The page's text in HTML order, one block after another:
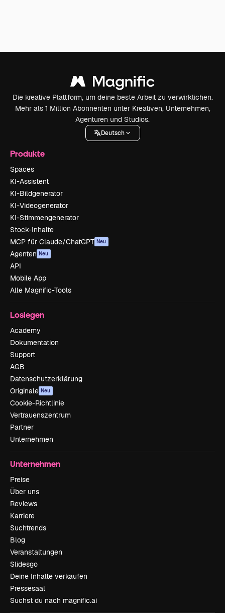
Die kreative Plattform, um deine beste Arbeit zu verwirklichen.
Mehr als 1 Million Abonnenten unter Kreativen, Unternehmen,
Agenturen und Studios.
Deutsch
Produkte
Spaces
KI-Assistent
KI-Bildgenerator
KI-Videogenerator
KI-Stimmengenerator
Stock-Inhalte
MCP für Claude/ChatGPT Neu
Agenten Neu
API
Mobile App
Alle Magnific-Tools
Loslegen
Academy
Dokumentation
Support
AGB
Datenschutzerklärung
Originale Neu
Cookie-Richtlinie
Vertrauenszentrum
Partner
Unternehmen
Unternehmen
Preise
Über uns
Reviews
Karriere
Suchtrends
Blog
Veranstaltungen
Slidesgo
Deine Inhalte verkaufen
Pressesaal
Suchst du nach magnific.ai